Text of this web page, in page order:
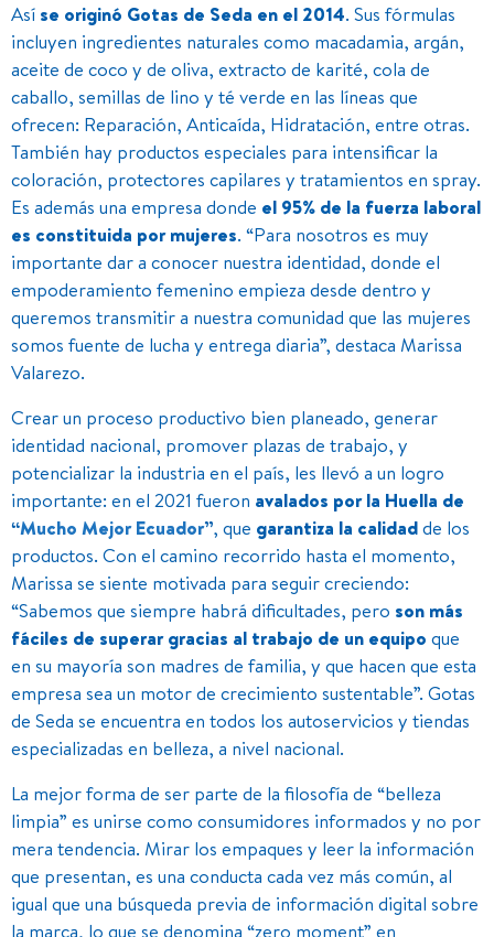
Así se originó Gotas de Seda en el 2014. Sus fórmulas
incluyen ingredientes naturales como macadamia, argán,
aceite de coco y de oliva, extracto de karité, cola de
caballo, semillas de lino y té verde en las líneas que
ofrecen: Reparación, Anticaída, Hidratación, entre otras.
También hay productos especiales para intensificar la
coloración, protectores capilares y tratamientos en spray.
Es además una empresa donde el 95% de la fuerza laboral
es constituida por mujeres. “Para nosotros es muy
importante dar a conocer nuestra identidad, donde el
empoderamiento femenino empieza desde dentro y
queremos transmitir a nuestra comunidad que las mujeres
somos fuente de lucha y entrega diaria”, destaca Marissa
Valarezo.
Crear un proceso productivo bien planeado, generar
identidad nacional, promover plazas de trabajo, y
potencializar la industria en el país, les llevó a un logro
importante: en el 2021 fueron avalados por la Huella de
“Mucho Mejor Ecuador”, que garantiza la calidadde los
productos. Con el camino recorrido hasta el momento,
Marissa se siente motivada para seguir creciendo:
“Sabemos que siempre habrá dificultades, pero son más
fáciles de superar gracias al trabajo de un equipo que
en su mayoría son madres de familia, y que hacen que esta
empresa sea un motor de crecimiento sustentable”. Gotas
de Seda se encuentra en todos los autoservicios y tiendas
especializadas en belleza, a nivel nacional.
La mejor forma de ser parte de la filosofía de “belleza
limpia” es unirse como consumidores informados y no por
mera tendencia. Mirar los empaques y leer la información
que presentan, es una conducta cada vez más común, al
igual que una búsqueda previa de información digital sobre
la marca, lo que se denomina “zero moment” en